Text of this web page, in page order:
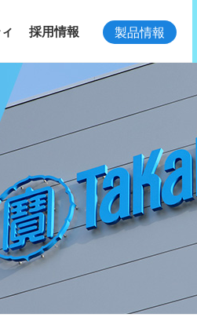
製品情報
サステナビリティインデックス
採用情報